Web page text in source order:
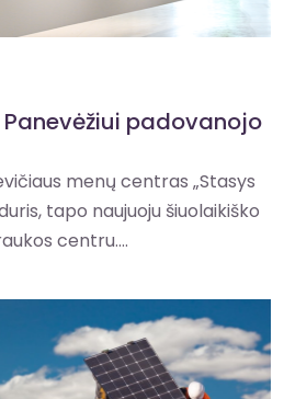
Panevėžiui padovanojo
menų centras „Stasys
tapo naujuoju šiuolaikiško
centru....